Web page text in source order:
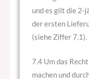
und es gilt die 2-
der ersten
(siehe Ziffer 7.1).
7.4 Um das
machen und